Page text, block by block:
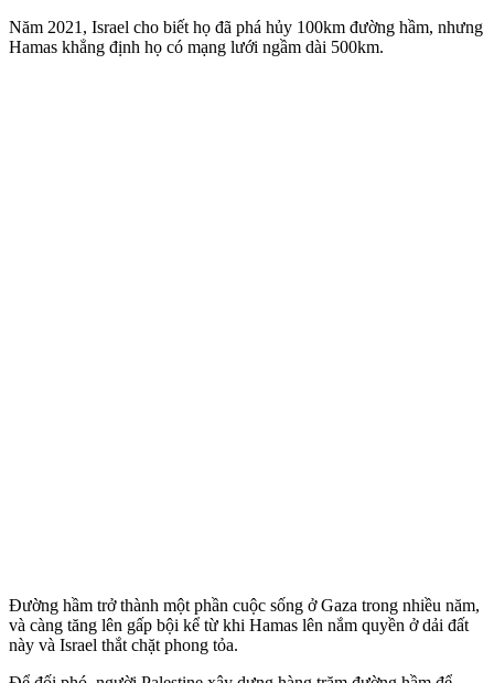
Năm 2021, Israel cho biết họ đã phá hủy 100km đường hầm, nhưng
Hamas khẳng định họ có mạng lưới ngầm dài 500km.
Đường hầm trở thành một phần cuộc sống ở Gaza trong nhiều năm,
và càng tăng lên gấp bội kể từ khi Hamas lên nắm quyền ở dải đất
này và Israel thắt chặt phong tỏa.